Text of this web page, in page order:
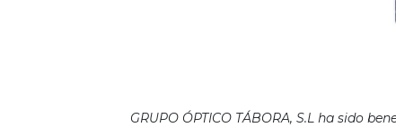
GRUPO ÓPTICO TÁBORA, S.L ha sido